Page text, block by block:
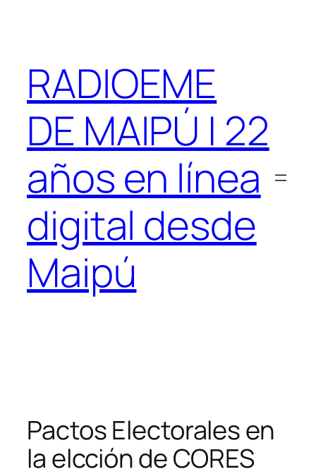
RADIOEME
DE MAIPÚ | 22
años en línea
digital desde
Maipú
Pactos Electorales en
la elcción de CORES